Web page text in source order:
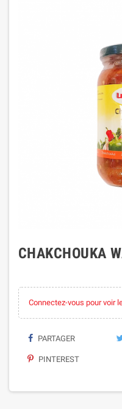
CHAKCHOUKA
Connectez-vous pour voir
PARTAGER
PINTEREST